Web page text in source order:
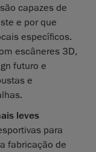
capazes de
e por que
específicos.
escâneres 3D,
futuro e
e
leves
para
fabricação de